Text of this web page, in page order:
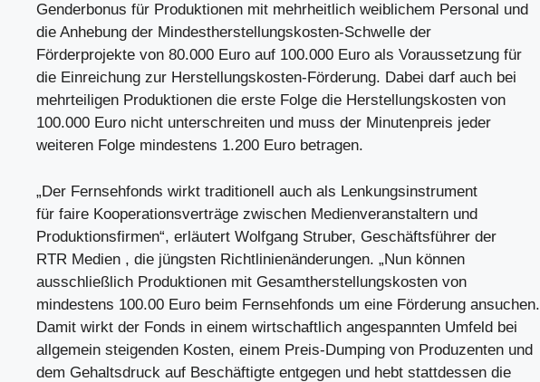
Genderbonus für Produktionen mit mehrheitlich weiblichem Personal und
die Anhebung der Mindestherstellungskosten-Schwelle der
Förderprojekte von 80.000 Euro auf 100.000 Euro als Voraussetzung für
die Einreichung zur Herstellungskosten-Förderung. Dabei darf auch bei
mehrteiligen Produktionen die erste Folge die Herstellungskosten von
100.000 Euro nicht unterschreiten und muss der Minutenpreis jeder
weiteren Folge mindestens 1.200 Euro betragen.
„Der Fernsehfonds wirkt traditionell auch als Lenkungsinstrument
für faire Kooperationsverträge zwischen Medienveranstaltern und
Produktionsfirmen“, erläutert Wolfgang Struber, Geschäftsführer der
RTR Medien , die jüngsten Richtlinienänderungen. „Nun können
ausschließlich Produktionen mit Gesamtherstellungskosten von
mindestens 100.00 Euro beim Fernsehfonds um eine Förderung ansuchen.
Damit wirkt der Fonds in einem wirtschaftlich angespannten Umfeld bei
allgemein steigenden Kosten, einem Preis-Dumping von Produzenten und
dem Gehaltsdruck auf Beschäftigte entgegen und hebt stattdessen die